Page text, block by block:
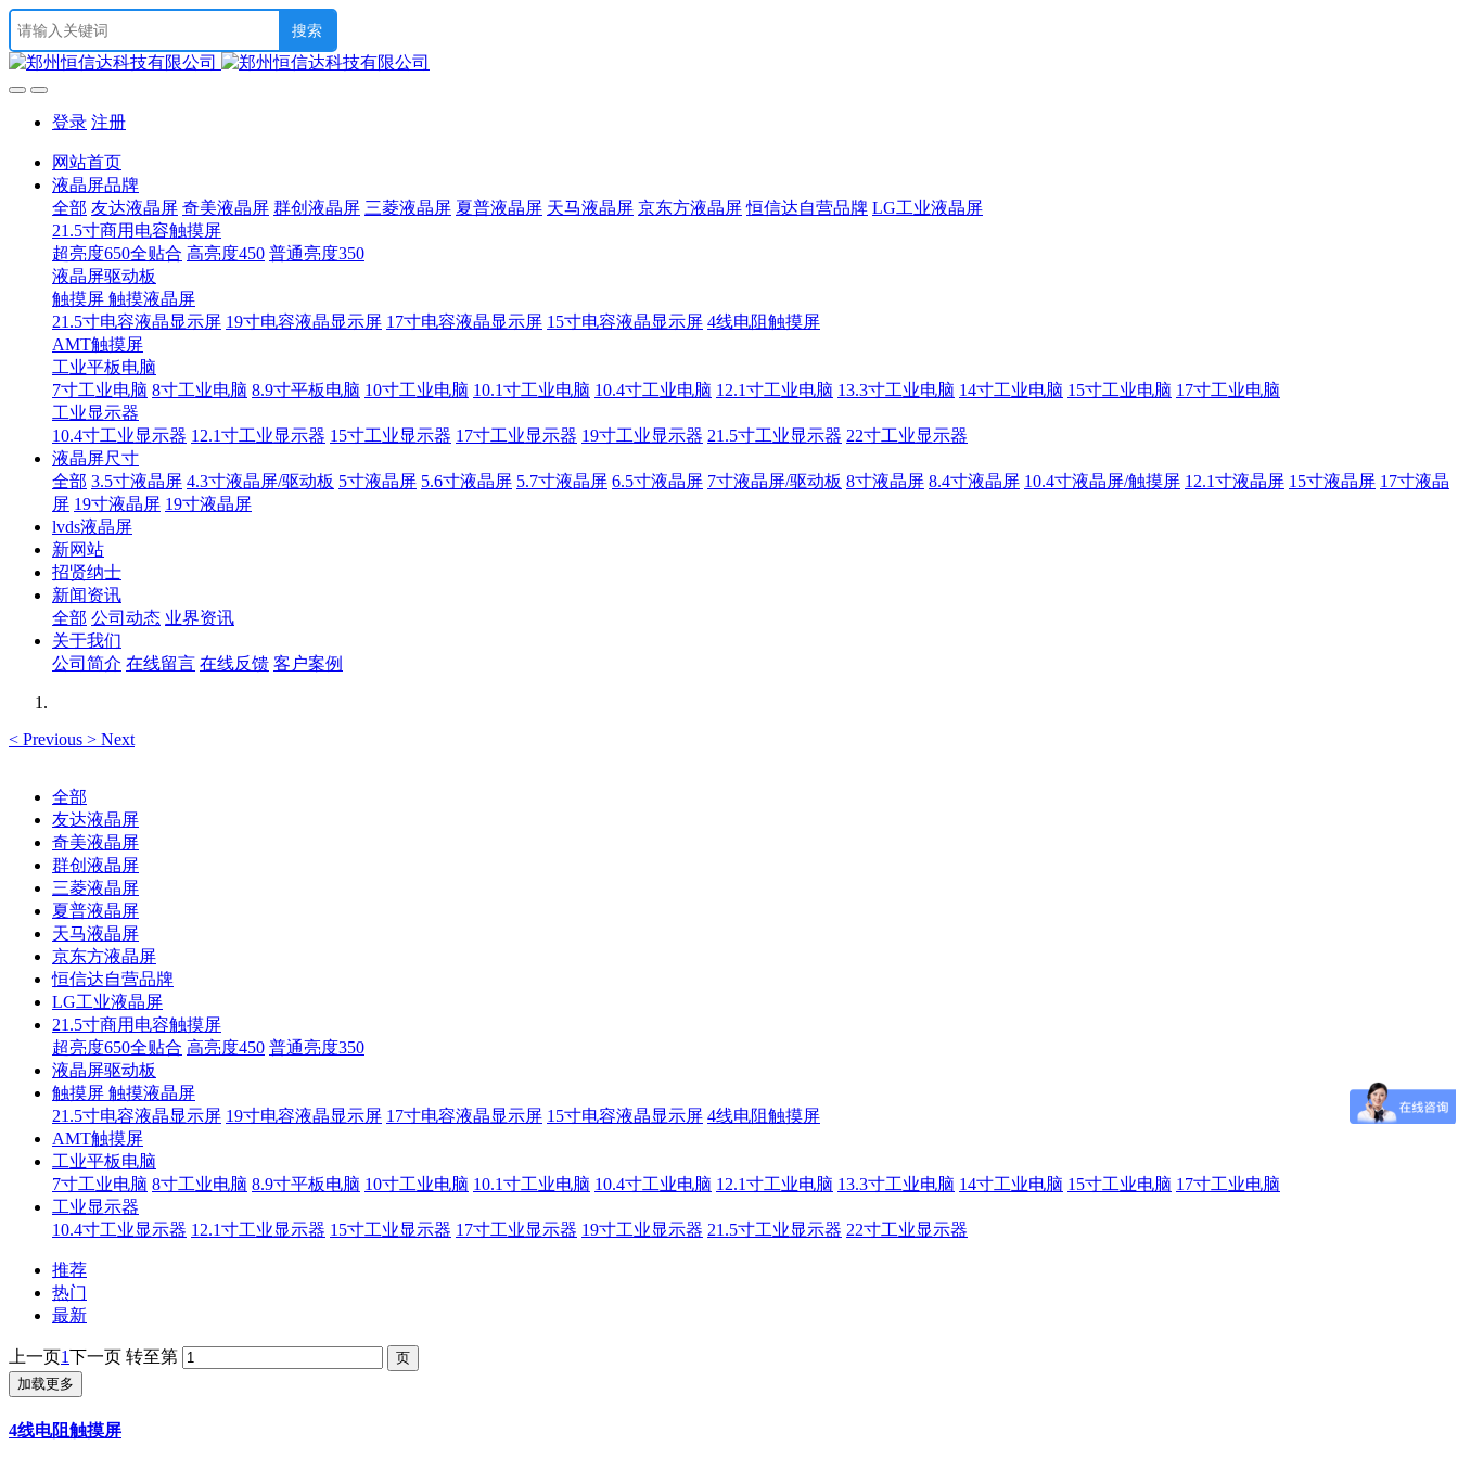
登录 注册
网站首页
液晶屏品牌
全部 友达液晶屏 奇美液晶屏 群创液晶屏 三菱液晶屏 夏普液晶屏 天马液晶屏 京东方液晶屏 恒信达自营品牌 LG工业液晶屏
21.5寸商用电容触摸屏
超亮度650全贴合 高亮度450 普通亮度350
液晶屏驱动板
触摸屏 触摸液晶屏
21.5寸电容液晶显示屏 19寸电容液晶显示屏 17寸电容液晶显示屏 15寸电容液晶显示屏 4线电阻触摸屏
AMT触摸屏
工业平板电脑
7寸工业电脑 8寸工业电脑 8.9寸平板电脑 10寸工业电脑 10.1寸工业电脑 10.4寸工业电脑 12.1寸工业电脑 13.3寸工业电脑 14寸工业电脑 15寸工业电脑 17寸工业电脑
工业显示器
10.4寸工业显示器 12.1寸工业显示器 15寸工业显示器 17寸工业显示器 19寸工业显示器 21.5寸工业显示器 22寸工业显示器
液晶屏尺寸
全部 3.5寸液晶屏 4.3寸液晶屏/驱动板 5寸液晶屏 5.6寸液晶屏 5.7寸液晶屏 6.5寸液晶屏 7寸液晶屏/驱动板 8寸液晶屏 8.4寸液晶屏 10.4寸液晶屏/触摸屏 12.1寸液晶屏 15寸液晶屏 17寸液晶
屏 19寸液晶屏 19寸液晶屏
lvds液晶屏
新网站
招贤纳士
新闻资讯
全部 公司动态 业界资讯
关于我们
公司简介 在线留言 在线反馈 客户案例
< Previous > Next
全部
友达液晶屏
奇美液晶屏
群创液晶屏
三菱液晶屏
夏普液晶屏
天马液晶屏
京东方液晶屏
恒信达自营品牌
LG工业液晶屏
21.5寸商用电容触摸屏
超亮度650全贴合 高亮度450 普通亮度350
液晶屏驱动板
触摸屏 触摸液晶屏
21.5寸电容液晶显示屏 19寸电容液晶显示屏 17寸电容液晶显示屏 15寸电容液晶显示屏 4线电阻触摸屏
AMT触摸屏
工业平板电脑
7寸工业电脑 8寸工业电脑 8.9寸平板电脑 10寸工业电脑 10.1寸工业电脑 10.4寸工业电脑 12.1寸工业电脑 13.3寸工业电脑 14寸工业电脑 15寸工业电脑 17寸工业电脑
工业显示器
10.4寸工业显示器 12.1寸工业显示器 15寸工业显示器 17寸工业显示器 19寸工业显示器 21.5寸工业显示器 22寸工业显示器
推荐
热门
最新
上一页1下一页 转至第
加载更多
4线电阻触摸屏